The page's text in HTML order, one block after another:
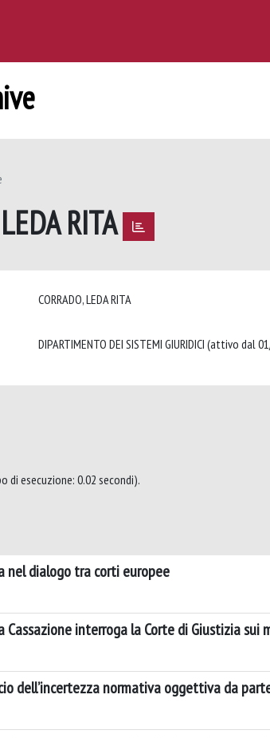
RITA
CORRADO, LEDA RITA
DIPARTIMENTO DEI SISTEMI GIURIDICI (attivo dal
di esecuzione: 0.02 secondi).
nel dialogo tra corti europee
Cassazione interroga la Corte di Giustizia
dell’incertezza normativa oggettiva da